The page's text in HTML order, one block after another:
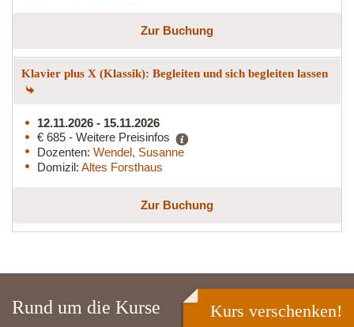
Zur Buchung
Klavier plus X (Klassik): Begleiten und sich begleiten lassen
12.11.2026 - 15.11.2026
€ 685 - Weitere Preisinfos
Dozenten: Wendel, Susanne
Domizil: Altes Forsthaus
Zur Buchung
Rund um die Kurse Kurs verschenken!